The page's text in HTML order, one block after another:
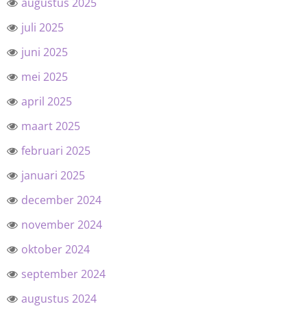
juli 2025
juni 2025
mei 2025
april 2025
maart 2025
februari 2025
januari 2025
december 2024
november 2024
oktober 2024
september 2024
augustus 2024